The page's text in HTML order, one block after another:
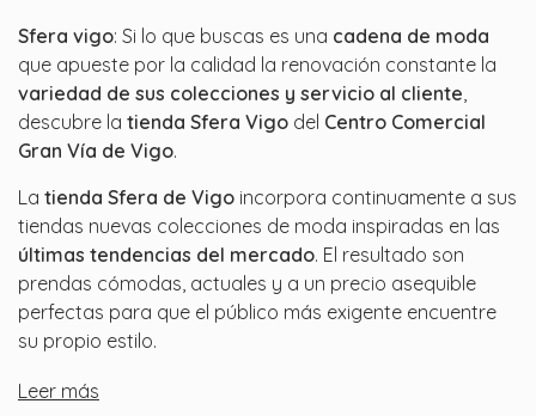
Sfera vigo: Si lo que buscas es una cadena de moda
que apueste por la calidad la renovación constante la
variedad de sus colecciones y servicio al cliente
descubre la tienda Sfera Vigo del Centro Comercial
Gran Vía de Vigo.
La tienda Sfera de Vigo incorpora continuamente a sus
tiendas nuevas colecciones de moda inspiradas en las
últimas tendencias del mercado. El resultado son
prendas cómodas, actuales y a un precio asequible
perfectas para que el público más exigente encuentre
su propio estilo.
Leer más